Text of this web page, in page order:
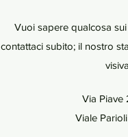
Vuoi sapere qualcosa
contattaci subito; il nostro
Via Piave
Viale